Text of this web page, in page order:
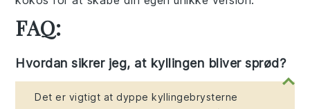
FAQ:
Hvordan sikrer jeg, at kyllingen bliver sprød?
Det er vigtigt at dyppe kyllingebrysterne